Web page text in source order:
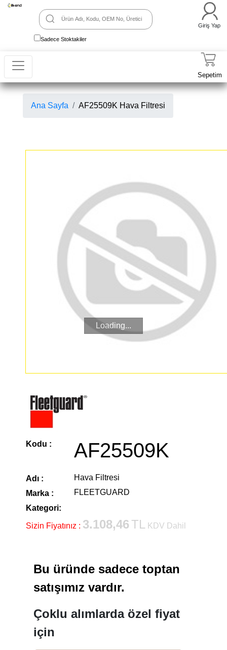
Sadece Stoktakiler
Giriş Yap
Sepetim
Ana Sayfa AF25509K Hava Filtresi
Loading...
Kodu : AF25509K
Adı :
Hava Filtresi
Marka :
FLEETGUARD
Kategori:
Sizin Fiyatınız : 3.108,46 TL KDV Dahil
Bu üründe sadece toptan
satışımız vardır.
Çoklu alımlarda özel fiyat
için